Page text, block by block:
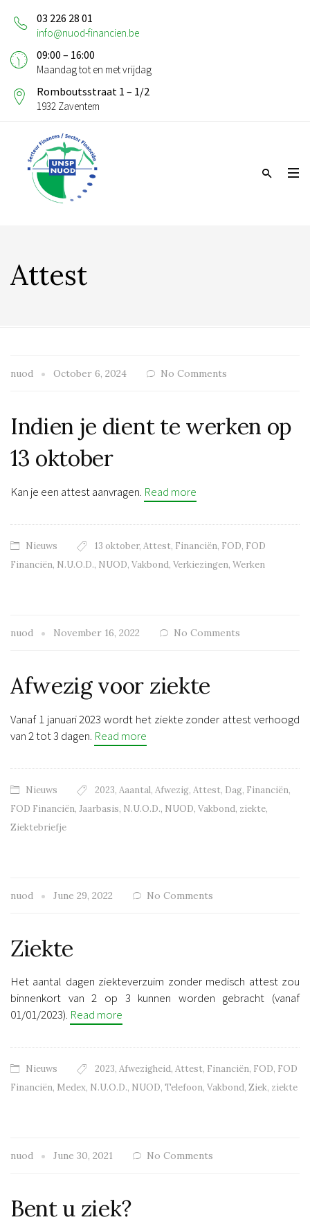
03 226 28 01
info@nuod-financien.be
09:00 – 16:00
Maandag tot en met vrijdag
Romboutsstraat 1 – 1/2
1932 Zaventem
Attest
nuod October 6, 2024 No Comments
Indien je dient te werken op
13 oktober
Kan je een attest aanvragen. Read more
Nieuws 13 oktober, Attest, Financiën, FOD, FOD
Financiën, N.U.O.D., NUOD, Vakbond, Verkiezingen, Werken
nuod November 16, 2022 No Comments
Afwezig voor ziekte
Vanaf 1 januari 2023 wordt het ziekte zonder attest verhoogd
van 2 tot 3 dagen. Read more
Nieuws 2023, Aaantal, Afwezig, Attest, Dag, Financiën,
FOD Financiën, Jaarbasis, N.U.O.D., NUOD, Vakbond, ziekte,
Ziektebriefje
nuod June 29, 2022 No Comments
Ziekte
Het aantal dagen ziekteverzuim zonder medisch attest zou
binnenkort van 2 op 3 kunnen worden gebracht (vanaf
01/01/2023). Read more
Nieuws 2023, Afwezigheid, Attest, Financiën, FOD, FOD
Financiën, Medex, N.U.O.D., NUOD, Telefoon, Vakbond, Ziek, ziekte
nuod June 30, 2021 No Comments
Bent u ziek?